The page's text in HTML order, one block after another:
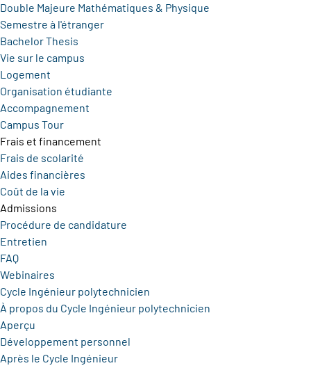
Double Majeure Mathématiques & Physique
Semestre à l'étranger
Bachelor Thesis
Vie sur le campus
Logement
Organisation étudiante
Accompagnement
Campus Tour
Frais et financement
Frais de scolarité
Aides financières
Coût de la vie
Admissions
Procédure de candidature
Entretien
FAQ
Webinaires
Cycle Ingénieur polytechnicien
À propos du Cycle Ingénieur polytechnicien
Aperçu
Développement personnel
Après le Cycle Ingénieur